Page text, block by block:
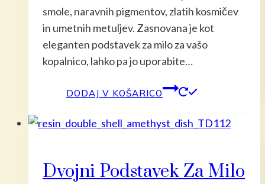
smole, naravnih pigmentov, zlatih kosmičev
in umetnih metuljev. Zasnovana je kot
eleganten podstavek za milo za vašo
kopalnico, lahko pa jo uporabite…
DODAJ V KOŠARICO
Dvojni Podstavek Za Milo